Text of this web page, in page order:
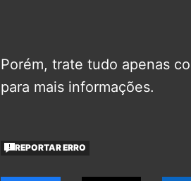
Porém, trate tudo apenas
para mais informações.
REPORTAR ERRO